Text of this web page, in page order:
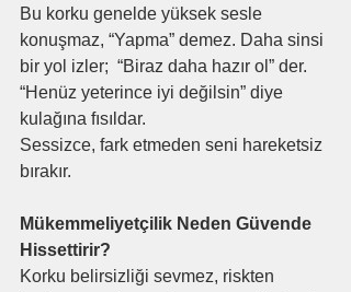
Bu korku genelde yüksek sesle
konuşmaz, “Yapma” demez. Daha sinsi
bir yol izler;  “Biraz daha hazır ol” der.
“Henüz yeterince iyi değilsin” diye
kulağına fısıldar.
Sessizce, fark etmeden seni hareketsiz
bırakır.
Mükemmeliyetçilik Neden Güvende
Hissettirir?
Korku belirsizliği sevmez, riskten